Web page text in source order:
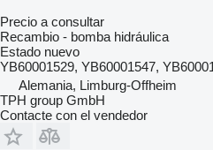
Precio a consultar
Recambio - bomba hidráulica
Estado nuevo
YB60001529, YB60001547,
Alemania, Limburg-Offheim
TPH group GmbH
Contacte con el vendedor